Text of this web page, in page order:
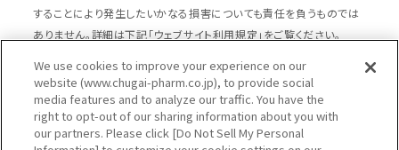
することにより発生したいかなる損害についても責任を負うものでは
ありません。詳細は下記「ウェブサイト利用規定」をご覧ください。
サイトマップ
ウェブサイト利用規定
個人情報の取扱いのご案内
ソーシャルメディアポリシー
We use cookies to improve your experience on our
website (www.chugai-pharm.co.jp), to provide social
media features and to analyze our traffic. You have the
right to opt-out of our sharing information about you with
our partners. Please click [Do Not Sell My Personal